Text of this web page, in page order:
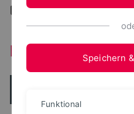
... Ehemalige
EhemaligeSpeichern
Funktional